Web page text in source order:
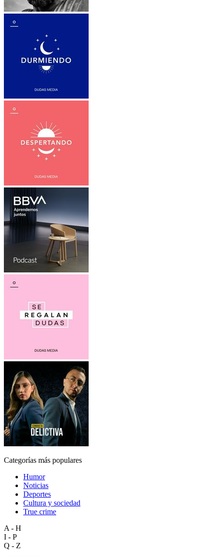
Categorías más populares
Humor
Noticias
Deportes
Cultura y sociedad
True crime
A - H
I - P
Q - Z